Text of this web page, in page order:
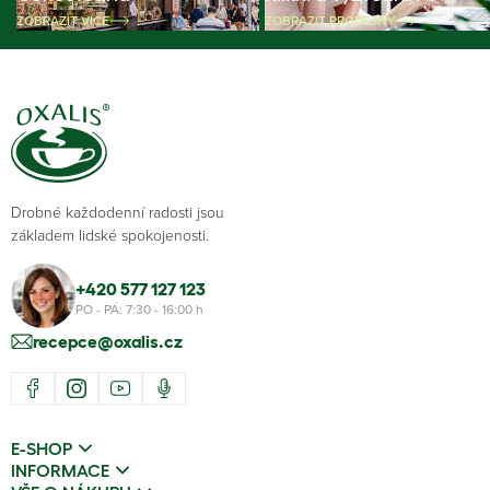
ZOBRAZIT VÍCE ZOBRAZIT PRODEJNY
Drobné každodenní radosti jsou
základem lidské spokojenosti.
+420 577 127 123
PO - PÁ: 7:30 - 16:00 h
recepce@oxalis.cz
E-SHOP
INFORMACE